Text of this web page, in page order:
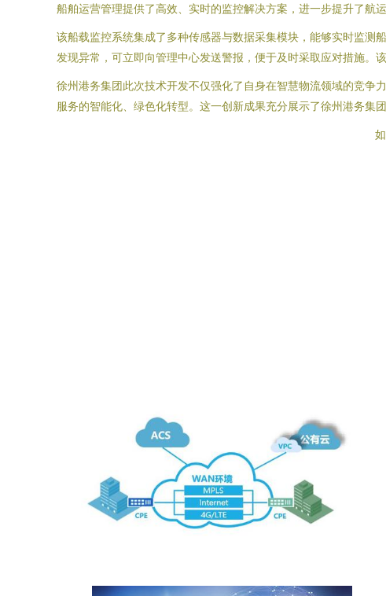
船舶运营管理提供了高效、实时的监控解决方案，进一步提升了航运
该船载监控系统集成了多种传感器与数据采集模块，能够实时监测
发现异常，可立即向管理中心发送警报，便于及时采取应对措施。
徐州港务集团此次技术开发不仅强化了自身在智慧物流领域的竞争
服务的智能化、绿色化转型。这一创新成果充分展示了徐州港务集